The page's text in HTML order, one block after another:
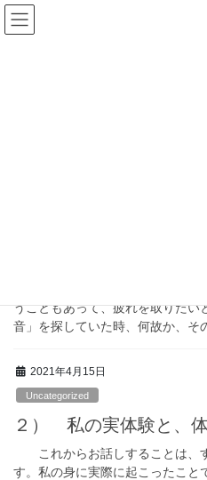
コ
ン
ナ
ビ
うこともあって、疲れを取りたい
音」を探していた時、何故か、
2021年4月15日
Uncategorized
２） 私の実体験と、
これからお話しすることは、
す。私の身に実際に起こったこ